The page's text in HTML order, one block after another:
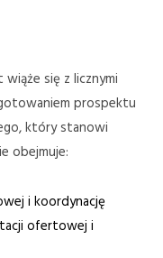
się z licznymi
prospektu
który stanowi
obejmuje:
i koordynację
ofertowej i